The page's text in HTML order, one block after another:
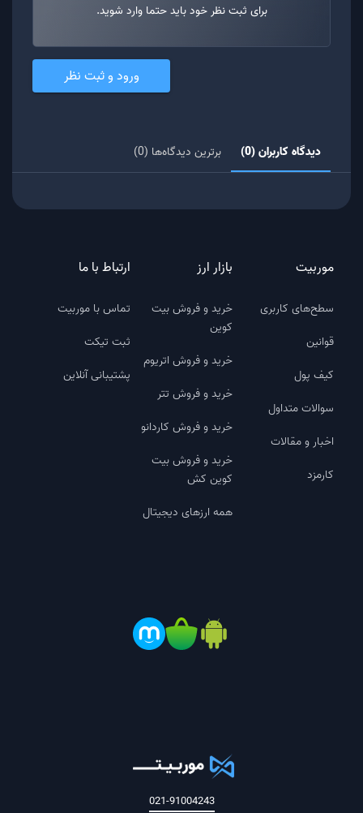
برای ثبت نظر خود باید حتما وارد شوید.
ورود و ثبت نظر
دیدگاه کاربران (0) برترین دیدگاه‌ها (0)
موربیت
سطح‌های کاربری
قوانین
کیف پول
سوالات متداول
اخبار و مقالات
کارمزد
بازار ارز
خرید و فروش بیت
کوین
خرید و فروش اتریوم
خرید و فروش تتر
خرید و فروش کاردانو
خرید و فروش بیت
کوین کش
همه ارزهای دیجیتال
ارتباط با ما
تماس با موربیت
ثبت تیکت
پشتیبانی آنلاین
021-91004243